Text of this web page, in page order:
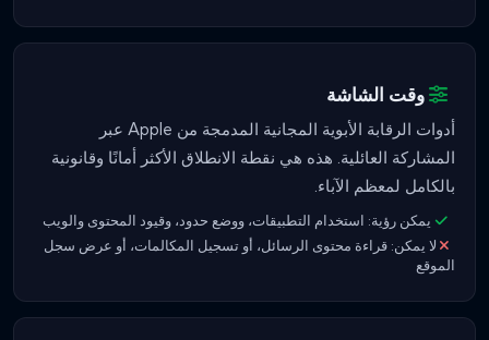
وقت الشاشة
أدوات الرقابة الأبوية المجانية المدمجة من Apple عبر
المشاركة العائلية. هذه هي نقطة الانطلاق الأكثر أمانًا وقانونية
بالكامل لمعظم الآباء.
يمكن رؤية: استخدام التطبيقات، ووضع حدود، وقيود المحتوى والويب
لا يمكن: قراءة محتوى الرسائل، أو تسجيل المكالمات، أو عرض سجل
الموقع